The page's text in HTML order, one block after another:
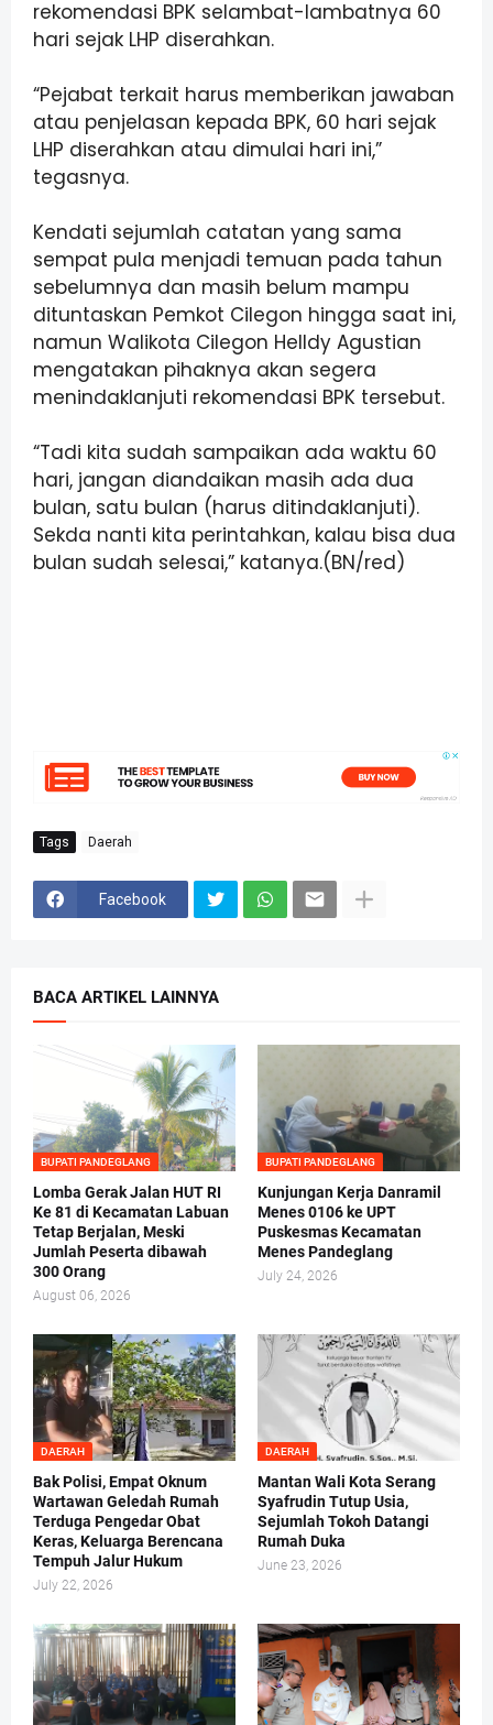
rekomendasi BPK selambat-lambatnya 60
hari sejak LHP diserahkan.
“Pejabat terkait harus memberikan jawaban
atau penjelasan kepada BPK, 60 hari sejak
LHP diserahkan atau dimulai hari ini,”
tegasnya.
Kendati sejumlah catatan yang sama
sempat pula menjadi temuan pada tahun
sebelumnya dan masih belum mampu
dituntaskan Pemkot Cilegon hingga saat ini,
namun Walikota Cilegon Helldy Agustian
mengatakan pihaknya akan segera
menindaklanjuti rekomendasi BPK tersebut.
“Tadi kita sudah sampaikan ada waktu 60
hari, jangan diandaikan masih ada dua
bulan, satu bulan (harus ditindaklanjuti).
Sekda nanti kita perintahkan, kalau bisa dua
bulan sudah selesai,” katanya.(BN/red)
Tags Daerah
Facebook
BACA ARTIKEL LAINNYA
BUPATI PANDEGLANG
Lomba Gerak Jalan HUT RI
Ke 81 di Kecamatan Labuan
Tetap Berjalan, Meski
Jumlah Peserta dibawah
300 Orang
August 06, 2026
BUPATI PANDEGLANG
Kunjungan Kerja Danramil
Menes 0106 ke UPT
Puskesmas Kecamatan
Menes Pandeglang
July 24, 2026
DAERAH
Bak Polisi, Empat Oknum
Wartawan Geledah Rumah
Terduga Pengedar Obat
Keras, Keluarga Berencana
Tempuh Jalur Hukum
July 22, 2026
DAERAH
Mantan Wali Kota Serang
Syafrudin Tutup Usia,
Sejumlah Tokoh Datangi
Rumah Duka
June 23, 2026